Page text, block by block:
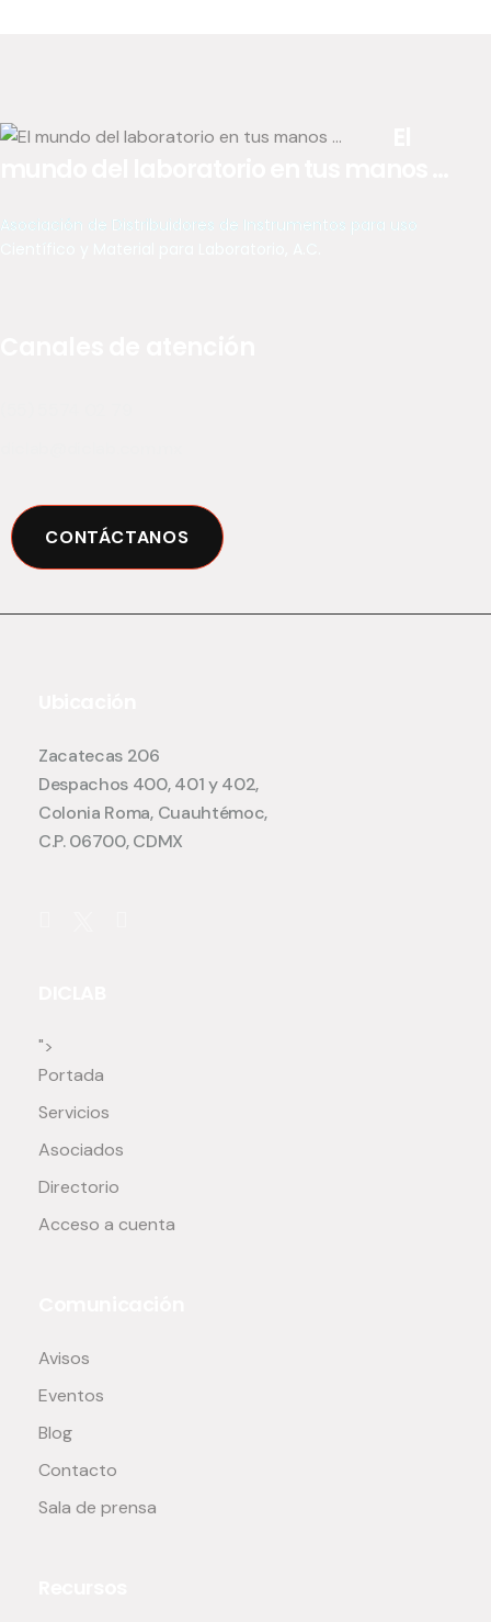
Asociación de Distribuidores de Instrumentos para uso
CONTÁCTANOS
Zacatecas 206
Despachos 400, 401 y 402,
Colonia Roma, Cuauhtémoc,
C.P. 06700, CDMX
">
Portada
Servicios
Asociados
Directorio
Acceso a cuenta
Avisos
Eventos
Blog
Contacto
Sala de prensa